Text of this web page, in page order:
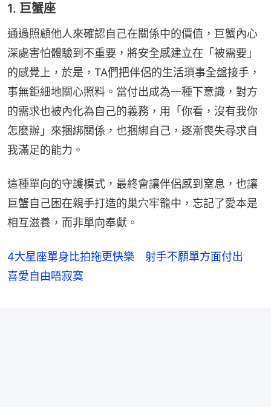
1. 巨蟹座
通過照顧他人來確認自己在關係中的價值，巨蟹內心
深處害怕體驗到不重要，將安全感建立在「被需要」
的感覺上，於是，TA們把伴侶的生活瑣事全盤接手，
事無鉅細地關心照料。當付出成為一種下意識，對方
的需求也被內化為自己的義務，用「你看，沒有我你
怎麼辦」來捆綁關係，也捆綁自己，逐漸喪失尋求自
我滿足的能力。
這種單向的守護模式，最終會讓伴侶感到窒息，也讓
巨蟹自己困在親手打造的巢穴牢籠中，忘記了愛本是
相互滋養，而非單向奉獻。
4大星座單身比拍拖更快樂 射手不願單方面付出
喜愛自由唔寂寞